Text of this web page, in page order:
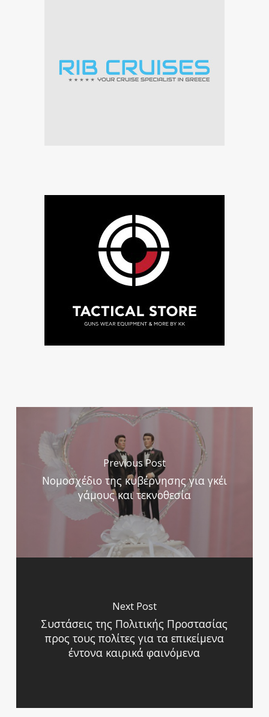
Previous Post
Νομοσχέδιο της κυβέρνησης για γκέι
γάμους και τεκνοθεσία
Next Post
Συστάσεις της Πολιτικής Προστασίας
προς τους πολίτες για τα επικείμενα
έντονα καιρικά φαινόμενα